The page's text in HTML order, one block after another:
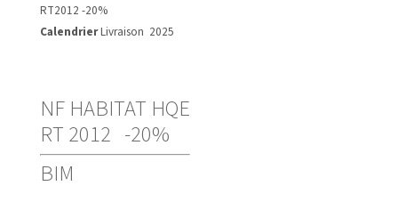
RT2012 -20%
CalendrierLivraison 2025
NF HABITAT HQE
RT 2012 -20%
BIM